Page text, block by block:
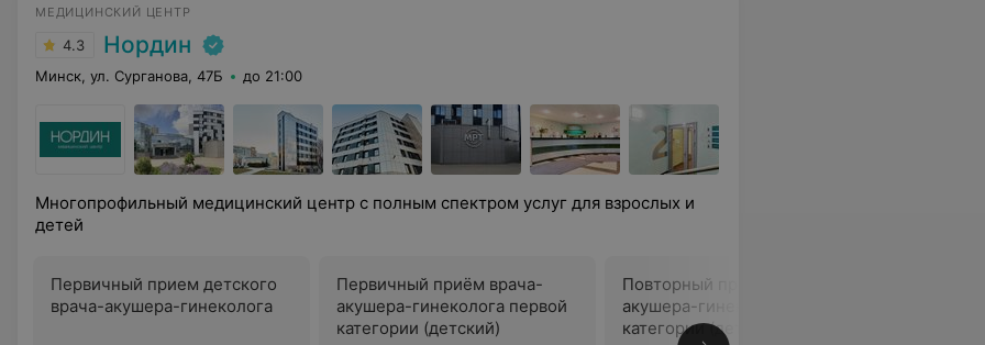
МЕДИЦИНСКИЙ ЦЕНТР
4.3 Нордин
Минск, ул. Сурганова, 47Б до 21:00
Многопрофильный медицинский центр с полным спектром услуг для взрослых и
детей
Первичный прием детского
врача-акушера-гинеколога
Первичный приём врача-
акушера-гинеколога первой
категории (детский)
Повторный приём врача-
акушера-гинеколога первой
категории (детский)